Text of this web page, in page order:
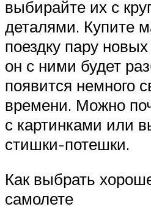
выбирайте их с
деталями. Купите
поездку пару
он с ними будет
появится немного
времени. Можно
с картинками или
стишки-потешки.
Как выбрать
самолете